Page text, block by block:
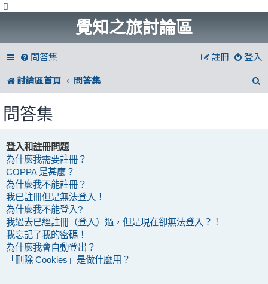
覺知之旅討論區
問答集 登入
註冊
討論區首頁
問答集
問答集
登入和註冊問題
為什麼我需要註冊？
COPPA 是甚麼？
為什麼我不能註冊？
我已註冊但是無法登入！
為什麼我不能登入?
我過去已經註冊（登入）過，但是現在卻無法登入？！
我忘記了我的密碼！
為什麼我會自動登出？
「刪除 Cookies」是做什麼用？